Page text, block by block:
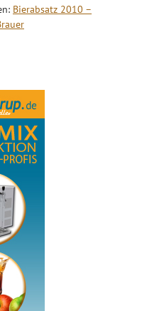
Bierabsatz 2010 –